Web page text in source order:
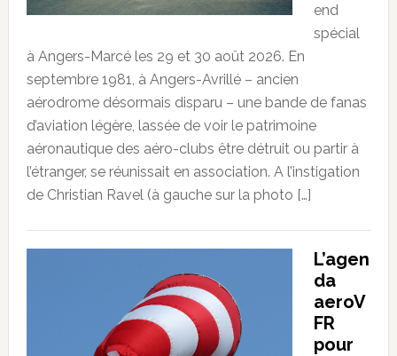
end
spécial
à Angers-Marcé les 29 et 30 août 2026. En
septembre 1981, à Angers-Avrillé – ancien
aérodrome désormais disparu – une bande de fanas
d’aviation légère, lassée de voir le patrimoine
aéronautique des aéro-clubs être détruit ou partir à
l’étranger, se réunissait en association. A l’instigation
de Christian Ravel (à gauche sur la photo […]
L’agen
da
aeroV
FR
pour